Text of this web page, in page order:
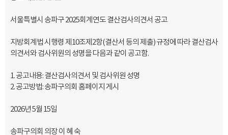
서울특별시 송파구 2025회계연도 결산검사의견서 공고
지방회계법 시행령 제10조제2항(결산서 등의 제출) 규정에 따라 결산검사
의견서와 검사위원의 성명을 다음과 같이 공고함.
1. 공고내용: 결산검사의견서 및 검사위원 성명
2. 공고방법: 송파구의회 홈페이지 게시
2026년 5월 15일
송파구의회 의장 이 혜 숙